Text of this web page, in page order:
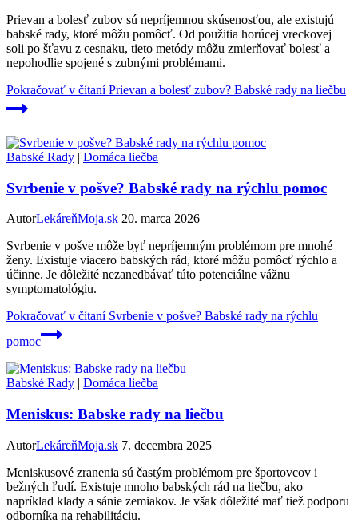
Prievan a bolesť zubov sú nepríjemnou skúsenosťou, ale existujú
babské rady, ktoré môžu pomôcť. Od použitia horúcej vreckovej
soli po šťavu z cesnaku, tieto metódy môžu zmierňovať bolesť a
nepohodlie spojené s zubnými problémami.
Pokračovať v čítaníPrievan a bolesť zubov? Babské rady na liečbu
Babské Rady | Domáca liečba
Svrbenie v pošve? Babské rady na rýchlu pomoc
AutorLekáreňMoja.sk 20. marca 2026
Svrbenie v pošve môže byť nepríjemným problémom pre mnohé
ženy. Existuje viacero babských rád, ktoré môžu pomôcť rýchlo a
účinne. Je dôležité nezanedbávať túto potenciálne vážnu
symptomatológiu.
Pokračovať v čítaníSvrbenie v pošve? Babské rady na rýchlu
pomoc
Babské Rady | Domáca liečba
Meniskus: Babske rady na liečbu
AutorLekáreňMoja.sk 7. decembra 2025
Meniskusové zranenia sú častým problémom pre športovcov i
bežných ľudí. Existuje mnoho babských rád na liečbu, ako
napríklad klady a sánie zemiakov. Je však dôležité mať tiež podporu
odborníka na rehabilitáciu.